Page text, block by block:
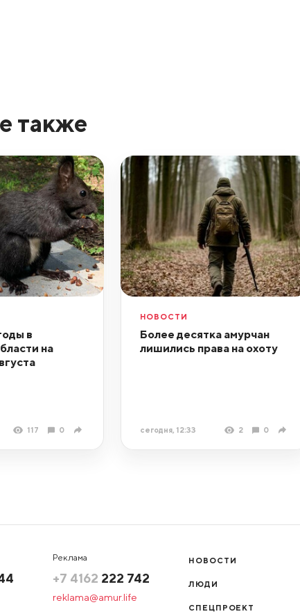
также
в
на
117 0
НОВОСТИ
Более десятка амурчан
лишились права на охоту
сегодня, 12:33 2 0
Реклама
+7 4162 222 742
reklama@amur.life
НОВОСТИ
ЛЮДИ
СПЕЦПРОЕКТ